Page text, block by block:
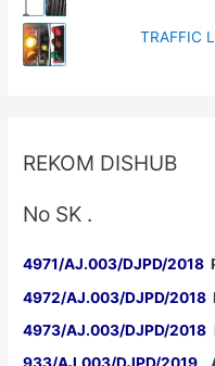
TRAFFIC
REKOM DISHUB
No SK .
4971/AJ.003/DJPD/2018
4972/AJ.003/DJPD/2018
4973/AJ.003/DJPD/2018